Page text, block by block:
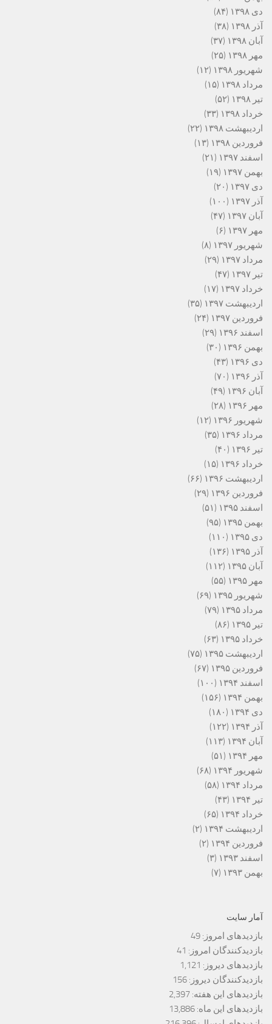
دی ۱۳۹۸
(۸۴)
آذر ۱۳۹۸
(۳۸)
آبان ۱۳۹۸
(۳۷)
مهر ۱۳۹۸
(۲۵)
شهریور ۱۳۹۸
(۱۲)
مرداد ۱۳۹۸
(۱۵)
تیر ۱۳۹۸
(۵۲)
خرداد ۱۳۹۸
(۳۳)
اردیبهشت ۱۳۹۸
(۲۲)
فروردین ۱۳۹۸
(۱۳)
اسفند ۱۳۹۷
(۲۱)
بهمن ۱۳۹۷
(۱۹)
دی ۱۳۹۷
(۲۰)
آذر ۱۳۹۷
(۱۰۰)
آبان ۱۳۹۷
(۴۷)
مهر ۱۳۹۷
(۶)
شهریور ۱۳۹۷
(۸)
مرداد ۱۳۹۷
(۲۹)
تیر ۱۳۹۷
(۴۷)
خرداد ۱۳۹۷
(۱۷)
اردیبهشت ۱۳۹۷
(۳۵)
فروردین ۱۳۹۷
(۲۴)
اسفند ۱۳۹۶
(۲۹)
بهمن ۱۳۹۶
(۳۰)
دی ۱۳۹۶
(۴۳)
آذر ۱۳۹۶
(۷۰)
آبان ۱۳۹۶
(۴۹)
مهر ۱۳۹۶
(۲۸)
شهریور ۱۳۹۶
(۱۲)
مرداد ۱۳۹۶
(۳۵)
تیر ۱۳۹۶
(۴۰)
خرداد ۱۳۹۶
(۱۵)
اردیبهشت ۱۳۹۶
(۶۶)
فروردین ۱۳۹۶
(۲۹)
اسفند ۱۳۹۵
(۵۱)
بهمن ۱۳۹۵
(۹۵)
دی ۱۳۹۵
(۱۱۰)
آذر ۱۳۹۵
(۱۳۶)
آبان ۱۳۹۵
(۱۱۲)
مهر ۱۳۹۵
(۵۵)
شهریور ۱۳۹۵
(۶۹)
مرداد ۱۳۹۵
(۷۹)
تیر ۱۳۹۵
(۸۶)
خرداد ۱۳۹۵
(۶۳)
اردیبهشت ۱۳۹۵
(۷۵)
فروردین ۱۳۹۵
(۶۷)
اسفند ۱۳۹۴
(۱۰۰)
بهمن ۱۳۹۴
(۱۵۶)
دی ۱۳۹۴
(۱۸۰)
آذر ۱۳۹۴
(۱۲۲)
آبان ۱۳۹۴
(۱۱۳)
مهر ۱۳۹۴
(۵۱)
شهریور ۱۳۹۴
(۶۸)
مرداد ۱۳۹۴
(۵۸)
تیر ۱۳۹۴
(۴۳)
خرداد ۱۳۹۴
(۶۵)
اردیبهشت ۱۳۹۴
(۲)
فروردین ۱۳۹۴
(۲)
اسفند ۱۳۹۳
(۳)
بهمن ۱۳۹۳
(۷)
آمار سایت
بازدیدهای امروز: 49
بازدیدکنندگان امروز: 41
بازدیدهای دیروز: 1,121
بازدیدکنندگان دیروز: 156
بازدیدهای این هفته: 2,397
بازدیدهای این ماه: 13,886